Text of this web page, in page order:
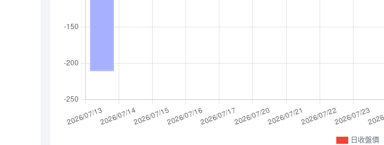
日收盤價